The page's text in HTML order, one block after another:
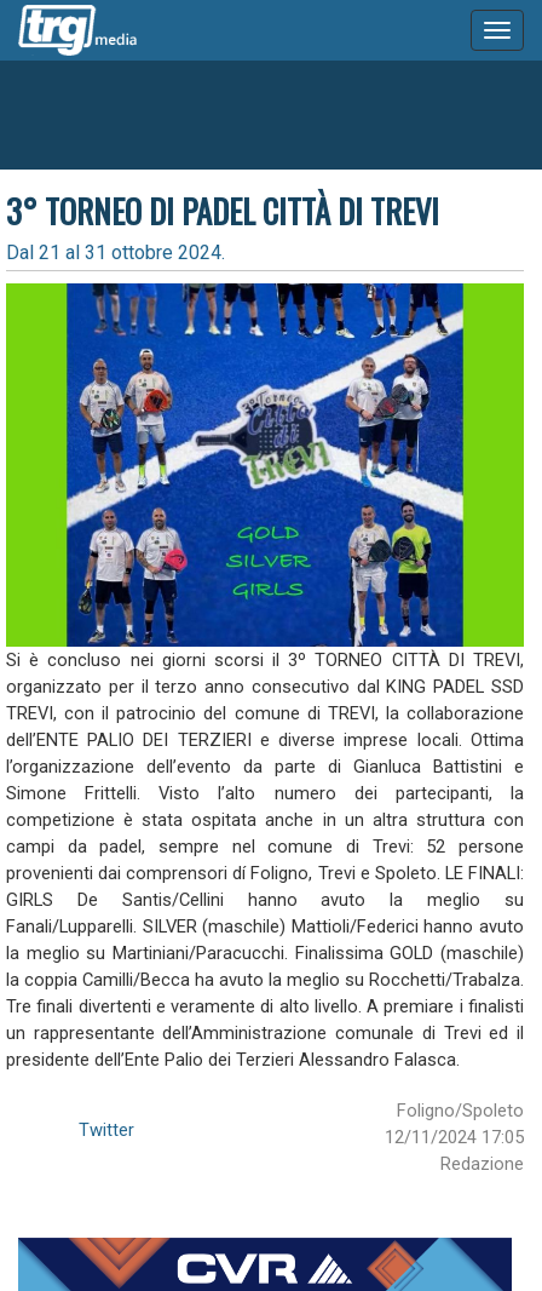
3° TORNEO DI PADEL CITTÀ DI TREVI
Dal 21 al 31 ottobre 2024.
Si è concluso nei giorni scorsi il 3º TORNEO CITTÀ DI TREVI,
organizzato per il terzo anno consecutivo dal KING PADEL SSD
TREVI, con il patrocinio del comune di TREVI, la collaborazione
dell’ENTE PALIO DEI TERZIERI e diverse imprese locali. Ottima
l’organizzazione dell’evento da parte di Gianluca Battistini e
Simone Frittelli. Visto l’alto numero dei partecipanti, la
competizione è stata ospitata anche in un altra struttura con
campi da padel, sempre nel comune di Trevi: 52 persone
provenienti dai comprensori dí Foligno, Trevi e Spoleto. LE FINALI:
GIRLS De Santis/Cellini hanno avuto la meglio su
Fanali/Lupparelli. SILVER (maschile) Mattioli/Federici hanno avuto
la meglio su Martiniani/Paracucchi. Finalissima GOLD (maschile)
la coppia Camilli/Becca ha avuto la meglio su Rocchetti/Trabalza.
Tre finali divertenti e veramente di alto livello. A premiare i finalisti
un rappresentante dell’Amministrazione comunale di Trevi ed il
presidente dell’Ente Palio dei Terzieri Alessandro Falasca.
Foligno/Spoleto
12/11/2024 17:05
Redazione
Twitter